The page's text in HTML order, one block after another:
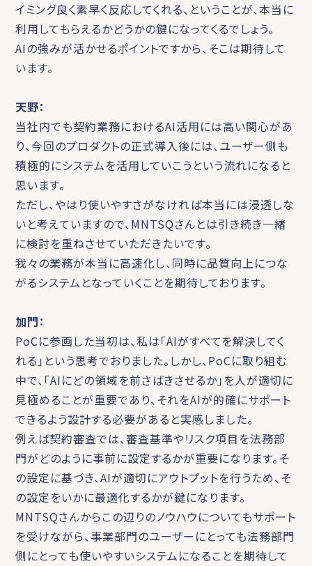
イミング良く素早く反応してくれる、ということが、本当に
利用してもらえるかどうかの鍵になってくるでしょう。
AIの強みが活かせるポイントですから、そこは期待して
います。
天野：
当社内でも契約業務におけるAI活用には高い関心があ
り、今回のプロダクトの正式導入後には、ユーザー側も
積極的にシステムを活用していこうという流れになると
思います。
ただし、やはり使いやすさがなければ本当には浸透しな
いと考えていますので、MNTSQさんとは引き続き一緒
に検討を重ねさせていただきたいです。
我々の業務が本当に高速化し、同時に品質向上につな
がるシステムとなっていくことを期待しております。
加門：
PoCに参画した当初は、私は「AIがすべてを解決してく
れる」という思考でおりました。しかし、PoCに取り組む
中で、「AIにどの領域を前さばきさせるか」を人が適切に
見極めることが重要であり、それをAIが的確にサポート
できるよう設計する必要があると実感しました。
例えば契約審査では、審査基準やリスク項目を法務部
門がどのように事前に設定するかが重要になります。そ
の設定に基づき、AIが適切にアウトプットを行うため、そ
の設定をいかに最適化するかが鍵になります。
MNTSQさんからこの辺りのノウハウについてもサポート
を受けながら、事業部門のユーザーにとっても法務部門
側にとっても使いやすいシステムになることを期待して